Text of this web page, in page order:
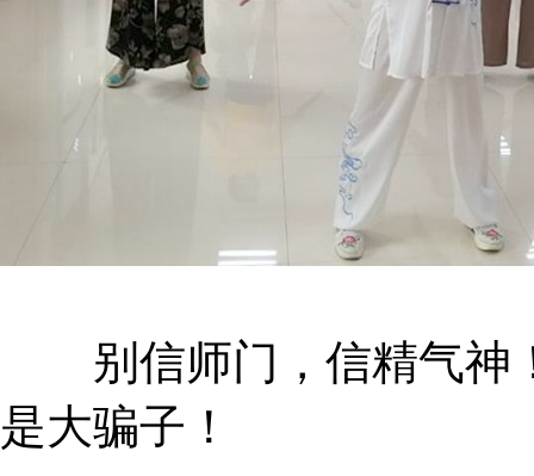
别信师门，信精气神
是大骗子！